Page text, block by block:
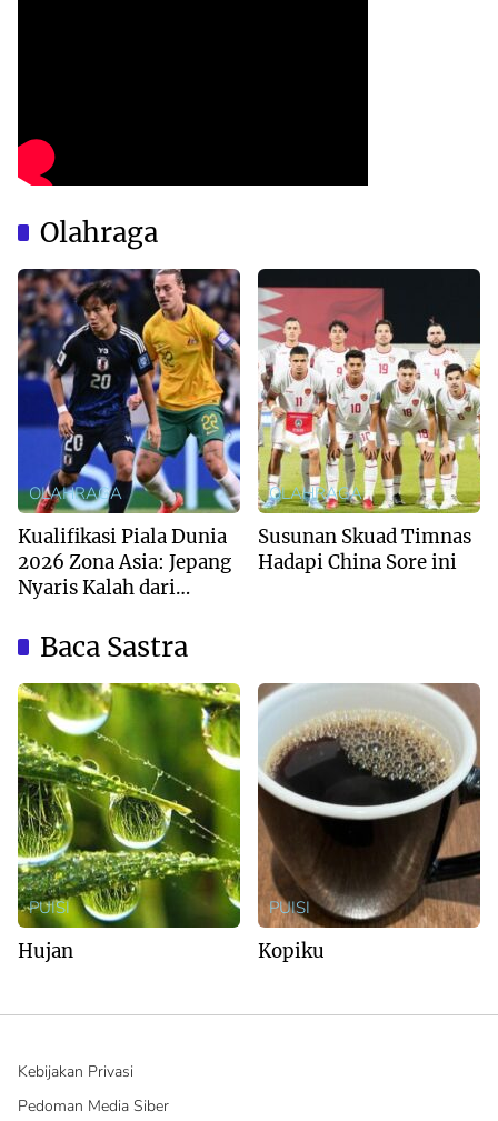
Olahraga
OLAHRAGA
Kualifikasi Piala Dunia
2026 Zona Asia: Jepang
Nyaris Kalah dari
OLAHRAGA
Susunan Skuad Timnas
Hadapi China Sore ini
Baca Sastra
PUISI
Hujan
PUISI
Kopiku
Kebijakan Privasi
Pedoman Media Siber